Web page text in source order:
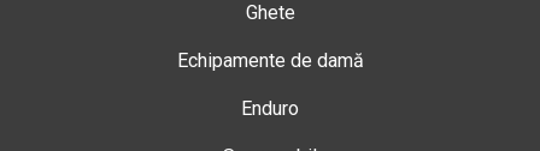
Ghete
Echipamente de damă
Enduro